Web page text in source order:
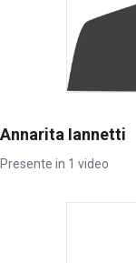
Annarita Iannetti
Presente in 1 video